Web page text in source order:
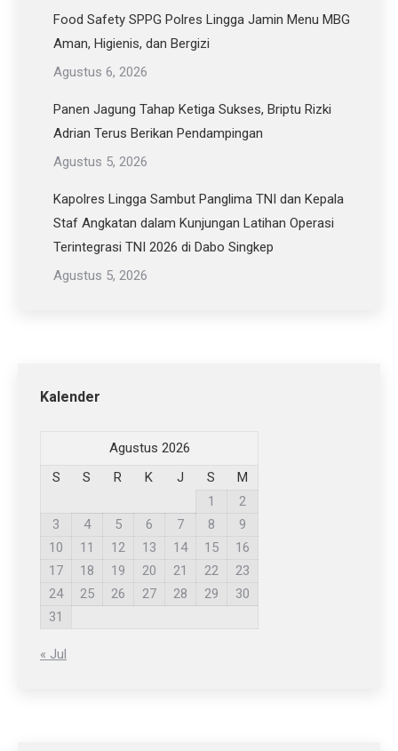
Food Safety SPPG Polres Lingga Jamin Menu MBG
Aman, Higienis, dan Bergizi
Agustus 6, 2026
Panen Jagung Tahap Ketiga Sukses, Briptu Rizki
Adrian Terus Berikan Pendampingan
Agustus 5, 2026
Kapolres Lingga Sambut Panglima TNI dan Kepala
Staf Angkatan dalam Kunjungan Latihan Operasi
Terintegrasi TNI 2026 di Dabo Singkep
Agustus 5, 2026
Kalender
Agustus 2026
S
S R K J S
M
1
2
3
4 5 6 7 8
9
10
11 12 13 14 15
16
17
18 19 20 21 22
23
24
25 26 27 28 29
30
31
« Jul